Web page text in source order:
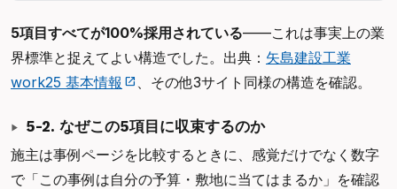
5項目すべてが100%採用されている——これは事実上の業
界標準と捉えてよい構造でした。出典： 矢島建設工業
work25 基本情報
、その他3サイト同様の構造を確認。
5-2. なぜこの5項目に収束するのか
施主は事例ページを比較するときに、感覚だけでなく数字
で「この事例は自分の予算・敷地に当てはまるか」を確認